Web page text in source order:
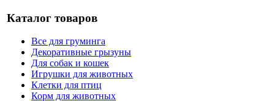
Каталог товаров
Все для груминга
Декоративные грызуны
Для собак и кошек
Игрушки для животных
Клетки для птиц
Корм для животных